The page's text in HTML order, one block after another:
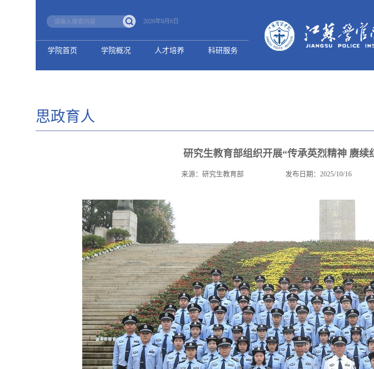
2026年8月6日
学院首页 学院概况 人才培养 科研服务
思政育人
研究生教育部组织开展“传承英烈精神 赓续
来源：研究生教育部 发布日期：2025/10/16